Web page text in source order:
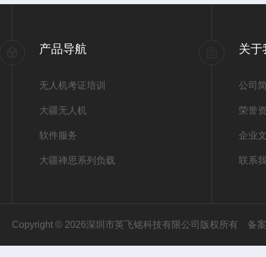
产品导航
无人机考证培训
大疆无人机
软件服务
大疆禅思系列负载
关于
公司
荣誉
企业
联系
Copyright © 2026深圳市英飞铭科技有限公司版权所有 备